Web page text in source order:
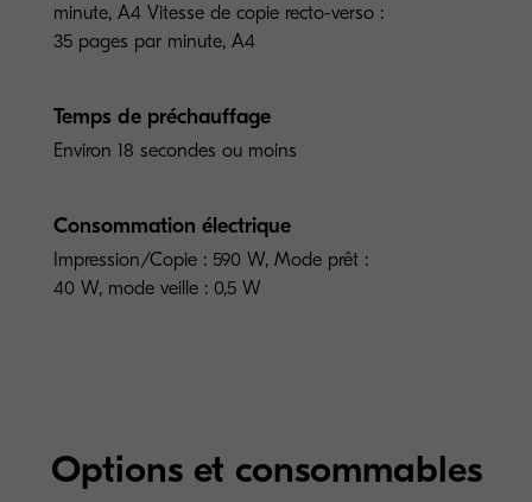
minute, A4 Vitesse de copie recto-verso :
35 pages par minute, A4
Temps de préchauffage
Environ 18 secondes ou moins
Consommation électrique
Impression/Copie : 590 W, Mode prêt :
40 W, mode veille : 0,5 W
Options et consommables